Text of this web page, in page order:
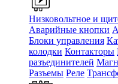
Низковольтное и
Аварийные кнопки
Блоки управления
колодки Контакторы
разъединителей
Разъемы Реле